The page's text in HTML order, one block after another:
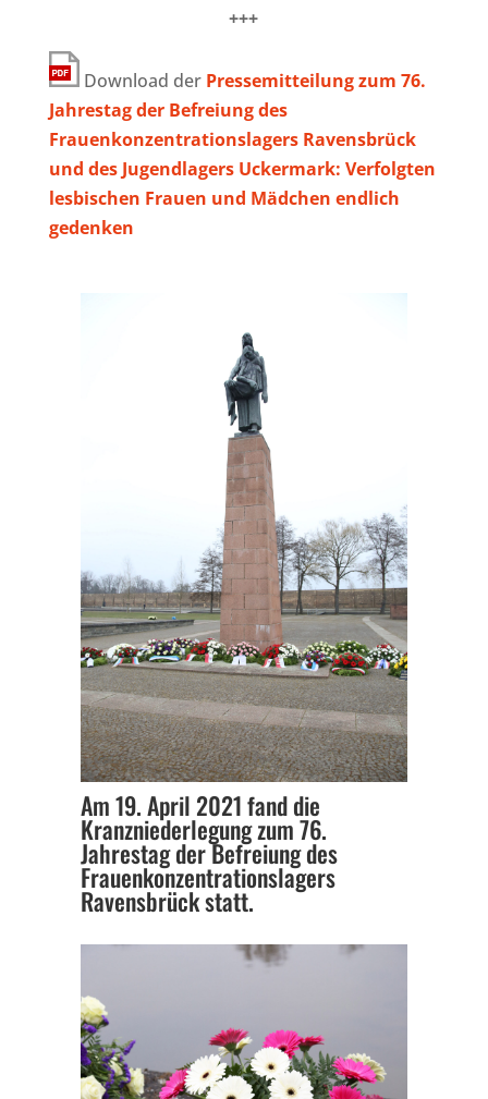
+++
Download der Pressemitteilung zum 76.
Jahrestag der Befreiung des
Frauenkonzentrationslagers Ravensbrück
und des Jugendlagers Uckermark: Verfolgten
lesbischen Frauen und Mädchen endlich
gedenken
Am 19. April 2021 fand die
Kranzniederlegung zum 76.
Jahrestag der Befreiung des
Frauenkonzentrationslagers
Ravensbrück statt.